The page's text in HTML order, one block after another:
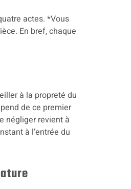
actes. *Vous
En bref, chaque
à la propreté du
de ce premier
négliger revient à
à l’entrée du